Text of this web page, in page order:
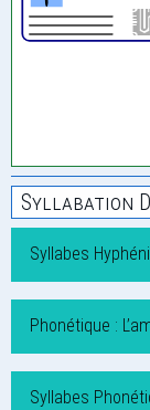
Syllabation
Syllabes
Phonétique :
Syllabes